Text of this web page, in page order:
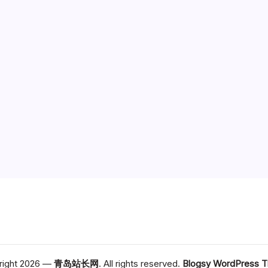
2026 — 青岛站长网. All rights reserved. Blogsy WordPress